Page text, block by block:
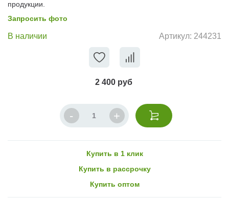
продукции.
Запросить фото
В наличии Артикул: 244231
2 400 руб
Купить в 1 клик
Купить в рассрочку
Купить оптом